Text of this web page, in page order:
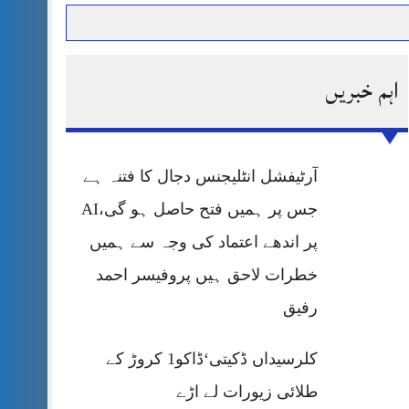
پر قربان
پریس کانفرنس
اہم خبریں
آرٹیفشل انٹلیجنس دجال کا فتنہ ہے
جس پر ہمیں فتح حاصل ہو گی،AI
پر اندھے اعتماد کی وجہ سے ہمیں
خطرات لاحق ہیں پروفیسر احمد
رفیق
کلرسیداں ڈکیتی‘ڈاکو1 کروڑ کے
طلائی زیورات لے اڑے